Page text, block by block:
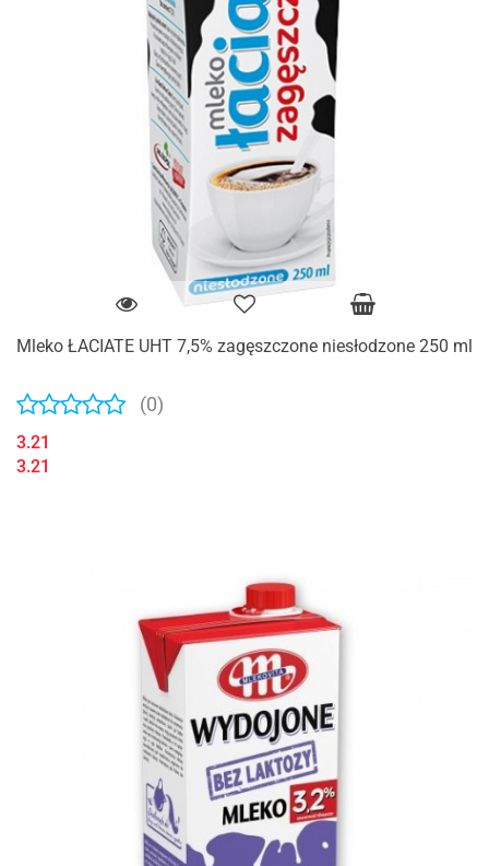
Mleko ŁACIATE UHT 7,5% zagęszczone niesłodzone 250 ml
(0)
3.21
3.21